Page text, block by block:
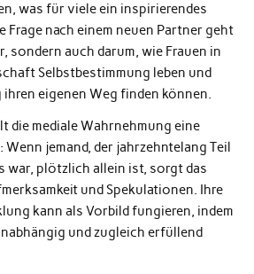
was für viele ein inspirierendes
Frage nach einem neuen Partner geht
sondern auch darum, wie Frauen in
Selbstbestimmung leben und
ihren eigenen Weg finden können.
die mediale Wahrnehmung eine
Wenn jemand, der jahrzehntelang Teil
war, plötzlich allein ist, sorgt das
und Spekulationen. Ihre
kann als Vorbild fungieren, indem
und zugleich erfüllend